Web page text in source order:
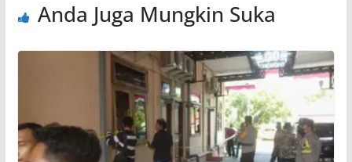
Anda Juga Mungkin Suka